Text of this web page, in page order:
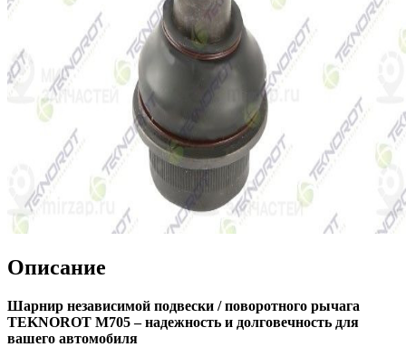
Описание
Шарнир независимой подвески / поворотного рычага
TEKNOROT M705 – надежность и долговечность для
вашего автомобиля